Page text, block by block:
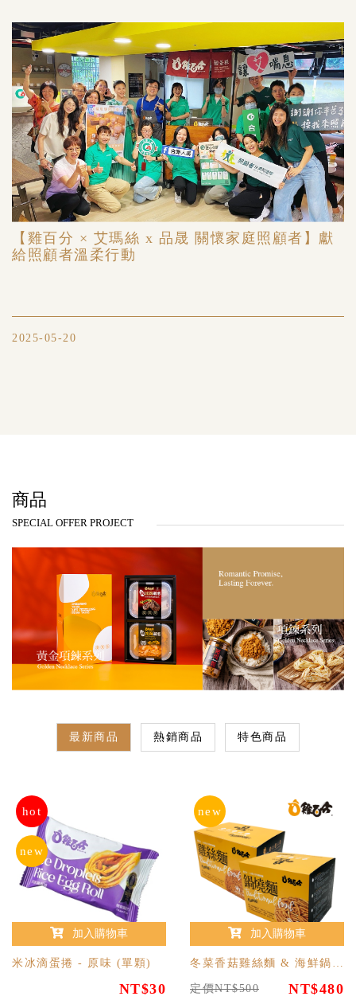
【雞百分 × 艾瑪絲 x 品晟 關懷家庭照顧者】獻
給照顧者溫柔行動
2025-05-20
商品
SPECIAL OFFER PROJECT
最新商品 熱銷商品 特色商品
hot
new
加入購物車
米冰滴蛋捲 - 原味 (單顆)
NT$30
new
加入購物車
定價NT$500 NT$480